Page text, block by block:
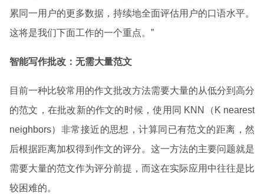
累同一用户的更多数据，持续地全面评估用户的口语水平。
这将是我们下面工作的一个重点。”
智能写作批改：无需大量范文
目前一种比较常用的作文批改方法需要大量的从低分到高分
的范文，在批改新的作文的时候，使用同 KNN（K nearest
neighbors）非常接近的思想，计算同已有范文的距离，然
后根据距离加权得到作文的评分。这一方法的主要问题就是
需要大量的范文作为评分前提，而这在实际应用中往往是比
较困难的。